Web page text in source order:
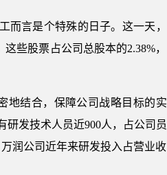
而言是个特殊的日子。这一天，
些股票占公司总股本的2.38%，
地结合，保障公司战略目标的实
发技术人员近900人，占公司员
润公司近年来研发投入占营业收